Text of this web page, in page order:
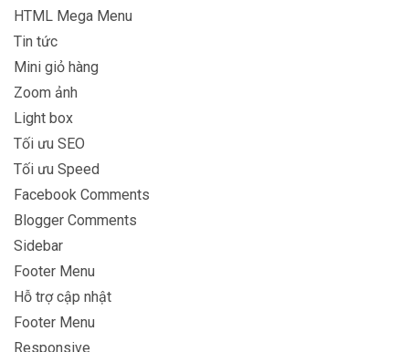
HTML Mega Menu
Tin tức
Mini giỏ hàng
Zoom ảnh
Light box
Tối ưu SEO
Tối ưu Speed
Facebook Comments
Blogger Comments
Sidebar
Footer Menu
Hỗ trợ cập nhật
Footer Menu
Responsive